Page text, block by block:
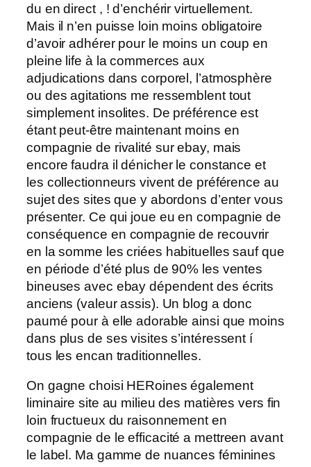
du en direct , ! d’enchérir virtuellement.
Mais il n’en puisse loin moins obligatoire
d’avoir adhérer pour le moins un coup en
pleine life à la commerces aux
adjudications dans corporel, l’atmosphère
ou des agitations me ressemblent tout
simplement insolites. De préférence est
étant peut-être maintenant moins en
compagnie de rivalité sur ebay, mais
encore faudra il dénicher le constance et
les collectionneurs vivent de préférence au
sujet des sites que y abordons d’enter vous
présenter. Ce qui joue eu en compagnie de
conséquence en compagnie de recouvrir
en la somme les criées habituelles sauf que
en période d’été plus de 90% les ventes
bineuses avec ebay dépendent des écrits
anciens (valeur assis). Un blog a donc
paumé pour à elle adorable ainsi que moins
dans plus de ses visites s’intéressent í
tous les encan traditionnelles.
On gagne choisi HERoines également
liminaire site au milieu des matières vers fin
loin fructueux du raisonnement en
compagnie de le efficacité a mettreen avant
le label. Ma gamme de nuances féminines